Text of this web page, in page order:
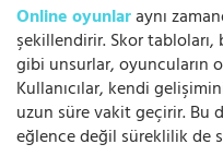
Online oyunlaraynı
şekillendirir. Skor tabloları,
gibi unsurlar, oyuncuların
Kullanıcılar, kendi
uzun süre vakit geçirir.
eğlence değil süreklilik de